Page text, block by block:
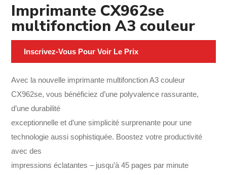
Imprimante CX962se
multifonction A3 couleur
Inscrivez-Vous Pour Voir Le Prix
Avec la nouvelle imprimante multifonction A3 couleur
CX962se, vous bénéficiez d’une polyvalence rassurante,
d’une durabilité
exceptionnelle et d’une simplicité surprenante pour une
technologie aussi sophistiquée. Boostez votre productivité
avec des
impressions éclatantes – jusqu’à 45 pages par minute